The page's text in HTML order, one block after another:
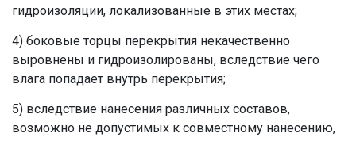
гидроизоляции, локализованные в этих местах;
4) боковые торцы перекрытия некачественно
выровнены и гидроизолированы, вследствие чего
влага попадает внутрь перекрытия;
5) вследствие нанесения различных составов,
возможно не допустимых к совместному нанесению,